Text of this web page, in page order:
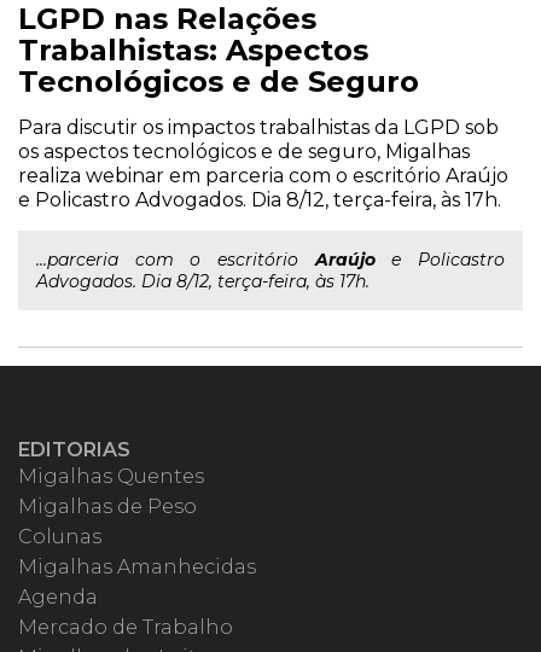
LGPD nas Relações
Trabalhistas: Aspectos
Tecnológicos e de Seguro
Para discutir os impactos trabalhistas da LGPD sob
os aspectos tecnológicos e de seguro, Migalhas
realiza webinar em parceria com o escritório Araújo
e Policastro Advogados. Dia 8/12, terça-feira, às 17h.
...parceria com o escritórioAraújoe Policastro
Advogados. Dia 8/12, terça-feira, às 17h.
EDITORIAS
Migalhas Quentes
Migalhas de Peso
Colunas
Migalhas Amanhecidas
Agenda
Mercado de Trabalho